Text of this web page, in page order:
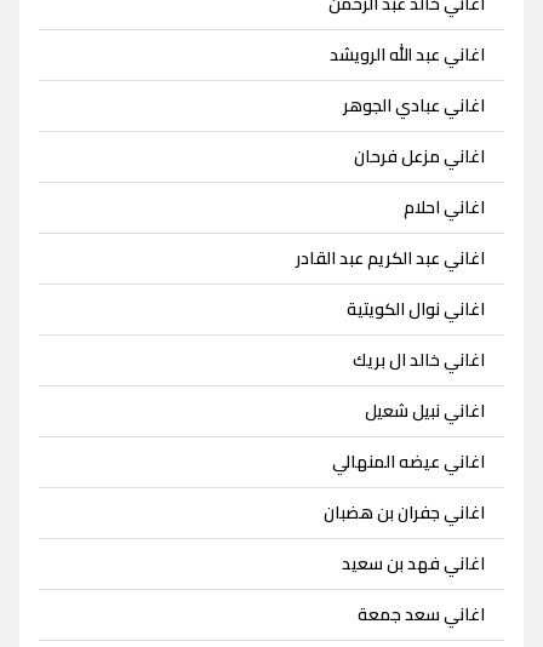
اغاني عبد الله الرويشد
اغاني عبادي الجوهر
اغاني مزعل فرحان
اغاني احلام
اغاني عبد الكريم عبد القادر
اغاني نوال الكويتية
اغاني خالد ال بريك
اغاني نبيل شعيل
اغاني عيضه المنهالي
اغاني جفران بن هضبان
اغاني فهد بن سعيد
اغاني سعد جمعة